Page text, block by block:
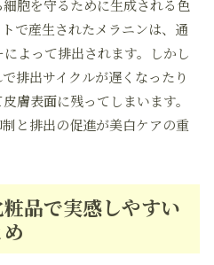
胞を守るために生成される色
で産生されたメラニンは、通
よって排出されます。しかし
排出サイクルが遅くなったり
膚表面に残ってしまいます。
と排出の促進が美白ケアの重
品で実感しやすい